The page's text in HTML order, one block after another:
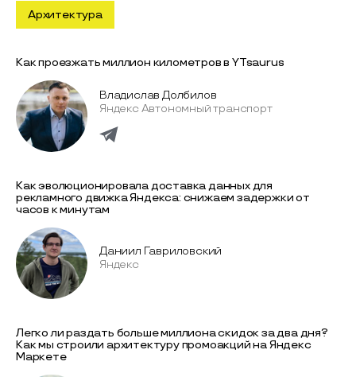
Архитектура
Как проезжать миллион километров в YTsaurus
Владислав Долбилов
Яндекс Автономный транспорт
Как эволюционировала доставка данных для
рекламного движка Яндекса: снижаем задержки от
часов к минутам
Даниил Гавриловский
Яндекс
Легко ли раздать больше миллиона скидок за два дня?
Как мы строили архитектуру промоакций на Яндекс
Маркете